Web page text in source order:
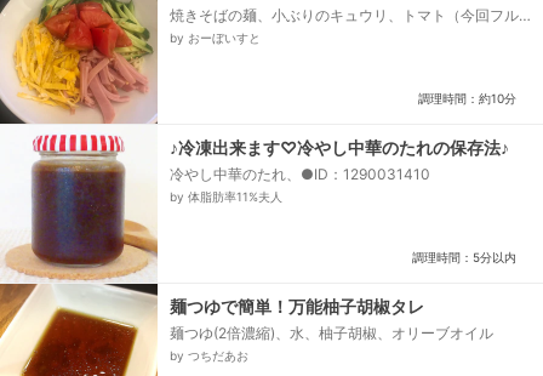
焼きそばの麺、小ぶりのキュウリ、トマト（今回フル
ーツトマト）、たまご、ハム、★タレ★、かんたん
by おーぼいすと
調理時間：約10分
♪冷凍出来ます♡冷やし中華のたれの保存法♪
冷やし中華のたれ、●ID：1290031410
by 体脂肪率11%夫人
調理時間：5分以内
麺つゆで簡単！万能柚子胡椒タレ
麺つゆ(2倍濃縮)、水、柚子胡椒、オリーブオイル
by つちだあお